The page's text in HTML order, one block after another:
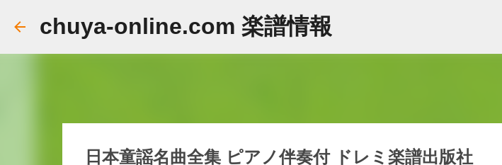
chuya-online.com 楽譜情報
日本童謡名曲全集 ピアノ伴奏付 ドレミ楽譜出版社